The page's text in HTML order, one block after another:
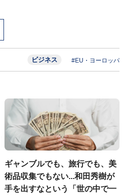
ビジネス #EU・ヨーロッパ
ギャンブルでも、旅行でも、美
術品収集でもない...和田秀樹が
手を出すなという「世の中で一